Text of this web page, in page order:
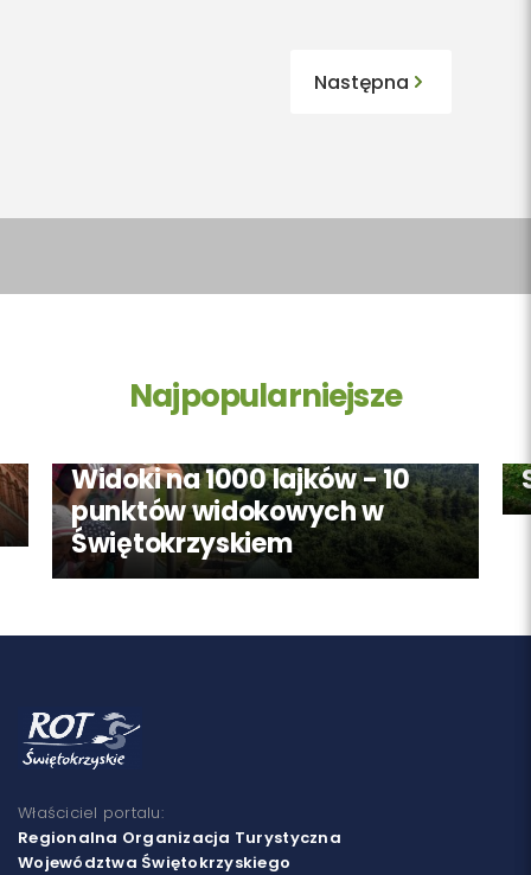
Następna
Najpopularniejsze
Widoki na 1000 lajków - 10
punktów widokowych w
Świętokrzyskiem
Właściciel portalu:
Regionalna Organizacja Turystyczna
Województwa Świętokrzyskiego